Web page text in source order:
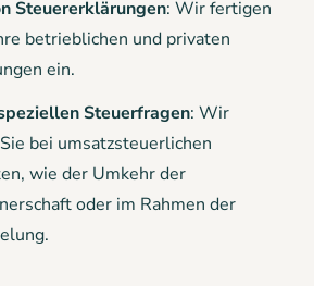
Steuererklärungen: Wir fertigen
betrieblichen und privaten
ein.
Steuerfragen: Wir
bei umsatzsteuerlichen
wie der Umkehr der
oder im Rahmen der